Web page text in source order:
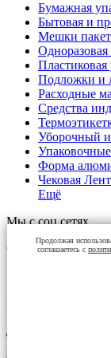
Бумажная
Бытовая и
Мешки
Одноразовая
Пластиковая
Подложки и
Расходные
Средства
Уборочный и
Форма
Чековая
Ещё
Мы с соц сетях
Способы оплаты
Контакты
Доставка
Екатеринбург,
Продолжая
соглашаетесь с